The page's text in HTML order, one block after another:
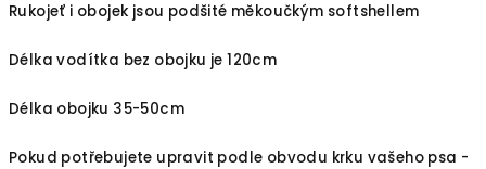
Rukojeť i obojek jsou podšité měkoučkým softshellem
Délka vodítka bez obojku je 120cm
Délka obojku 35-50cm
Pokud potřebujete upravit podle obvodu krku vašeho psa -